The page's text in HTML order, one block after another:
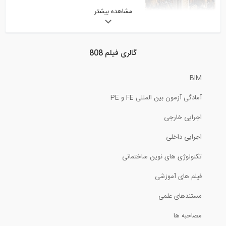
29:39
18:34
مشاهده بیشتر
گالری فیلم 808
BIM
آمادگی آزمون بین المللی FE و PE
اجرایی خارجی
اجرایی داخلی
تکنولوژی های نوین ساختمانی
فیلم های آموزشی
مستندهای علمی
مصاحبه ها